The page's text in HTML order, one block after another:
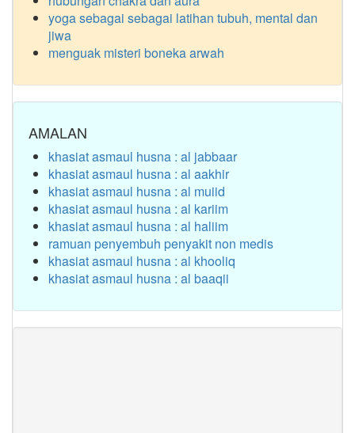
yoga sebagai sebagai latihan tubuh, mental dan
jiwa
menguak misteri boneka arwah
AMALAN
khasiat asmaul husna : al jabbaar
khasiat asmaul husna : al aakhir
khasiat asmaul husna : al muiid
khasiat asmaul husna : al kariim
khasiat asmaul husna : al haliim
ramuan penyembuh penyakit non medis
khasiat asmaul husna : al khooliq
khasiat asmaul husna : al baaqii